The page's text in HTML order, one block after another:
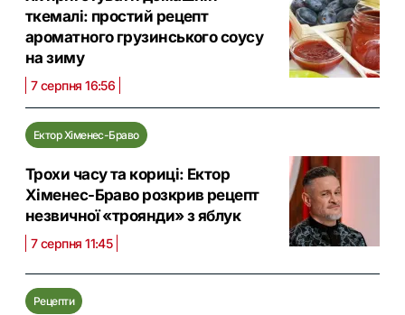
ткемалі: простий рецепт
ароматного грузинського соусу
на зиму
7 серпня 16:56
Ектор Хіменес-Браво
Трохи часу та кориці: Ектор
Хіменес-Браво розкрив рецепт
незвичної «троянди» з яблук
7 серпня 11:45
Рецепти